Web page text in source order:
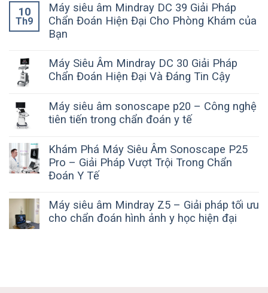
10
Th9
Máy siêu âm Mindray DC 39 Giải Pháp
Chẩn Đoán Hiện Đại Cho Phòng Khám của
Bạn
Máy Siêu Âm Mindray DC 30 Giải Pháp
Chẩn Đoán Hiện Đại Và Đáng Tin Cậy
Máy siêu âm sonoscape p20 – Công nghệ
tiên tiến trong chẩn đoán y tế
Khám Phá Máy Siêu Âm Sonoscape P25
Pro – Giải Pháp Vượt Trội Trong Chẩn
Đoán Y Tế
Máy siêu âm Mindray Z5 – Giải pháp tối ưu
cho chẩn đoán hình ảnh y học hiện đại